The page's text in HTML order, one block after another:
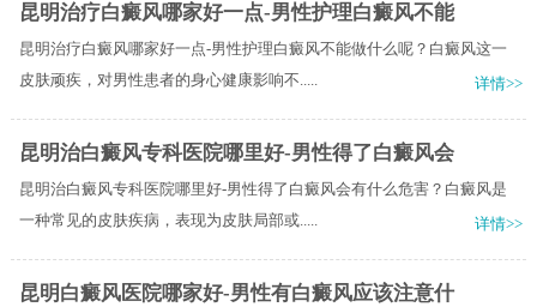
昆明治疗白癜风哪家好一点-男性护理白癜风不能
昆明治疗白癜风哪家好一点-男性护理白癜风不能做什么呢？白癜风这一
皮肤顽疾，对男性患者的身心健康影响不.....
详情>>
昆明治白癜风专科医院哪里好-男性得了白癜风会
昆明治白癜风专科医院哪里好-男性得了白癜风会有什么危害？白癜风是
一种常见的皮肤疾病，表现为皮肤局部或.....
详情>>
昆明白癜风医院哪家好-男性有白癜风应该注意什